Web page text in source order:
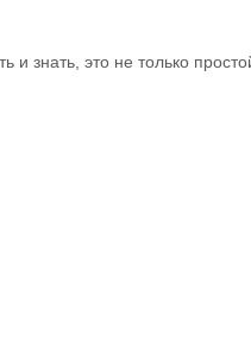
и знать, это не только